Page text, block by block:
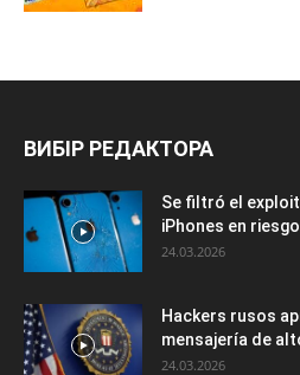
ВИБІР РЕДАКТОРА
Se filtró el
iPhones en riesgo
24.03.2026
Hackers rusos
mensajería de
24.03.2026